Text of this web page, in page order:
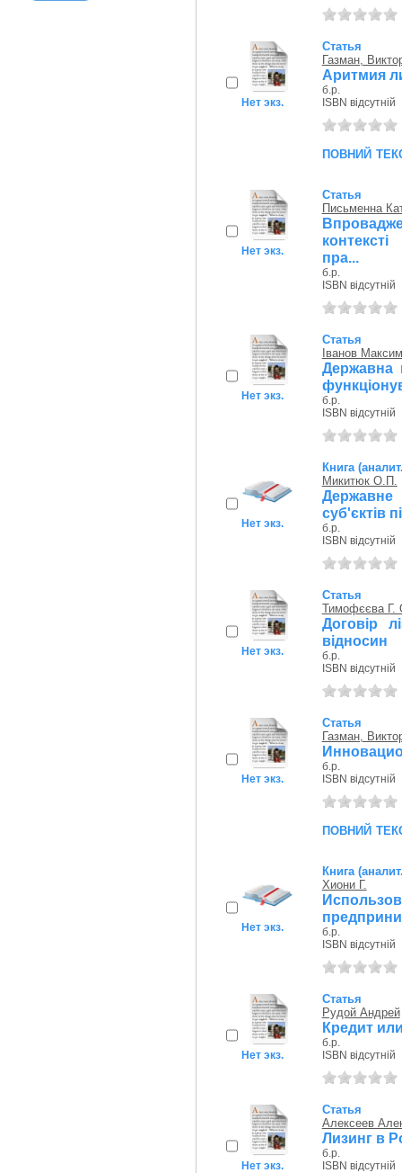
Нет экз.
Статья
Газман,
Аритмия
б.р.
ISBN відсутній
повний
Нет экз.
Статья
Письменна
пра...
б.р.
ISBN відсутній
Нет экз.
Статья
Іванов Максим
Державна
б.р.
ISBN відсутній
Нет экз.
Книга
Микитюк О.П.
суб'єктів
б.р.
ISBN відсутній
Нет экз.
Статья
Тимофєєва Г.
Договір
відносин
б.р.
ISBN відсутній
Нет экз.
Статья
Газман,
б.р.
ISBN відсутній
повний
Нет экз.
Книга
Хиони Г.
б.р.
ISBN відсутній
Нет экз.
Статья
Рудой Андрей
Кредит
б.р.
ISBN відсутній
Нет экз.
Статья
Алексеев
Лизинг в
б.р.
ISBN відсутній